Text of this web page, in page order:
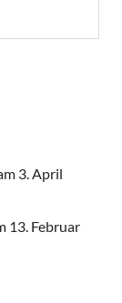
3. April
13. Februar